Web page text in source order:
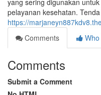
yang sering digunakan
pelayanan kesehatan.
https://
Comments
Comments
Submit a Comment